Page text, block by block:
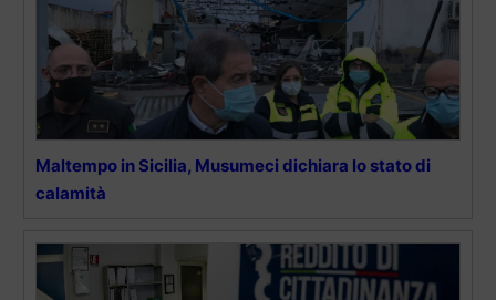
Maltempo in Sicilia, Musumeci dichiara lo stato di
calamità